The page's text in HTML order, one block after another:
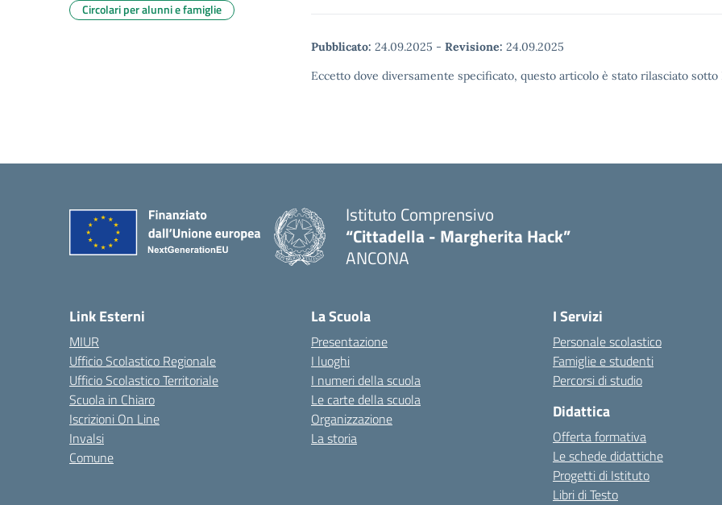
Pubblicato: 24.09.2025 - Revisione: 24.09.2025
Eccetto dove diversamente specificato, questo articolo è stato rilasciato
Circolari per alunni e famiglie
Istituto Comprensivo
“Cittadella - Margherita Hack”
ANCONA
Link Esterni
MIUR
Ufficio Scolastico Regionale
Ufficio Scolastico Territoriale
Scuola in Chiaro
Iscrizioni On Line
Invalsi
Comune
La Scuola
Presentazione
I luoghi
I numeri della scuola
Le carte della scuola
Organizzazione
La storia
I Servizi
Personale scolastico
Famiglie e studenti
Percorsi di studio
Didattica
Offerta formativa
Le schede didattiche
Progetti di Istituto
Libri di Testo